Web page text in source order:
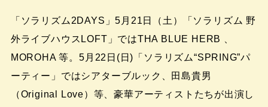
「ソラリズム2DAYS」5月21日（土）「ソラリズム 野
外ライブハウスLOFT」ではTHA BLUE HERB 、
MOROHA 等。5月22日(日)「ソラリズム“SPRING”パ
ーティー」ではシアターブルック、田島貴男
（Original Love）等、豪華アーティストたちが出演し